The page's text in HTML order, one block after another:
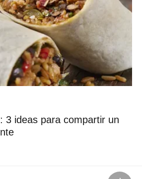
3 ideas para compartir un